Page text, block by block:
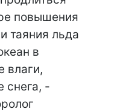
повышения
таяния льда
в
влаги,
снега, -